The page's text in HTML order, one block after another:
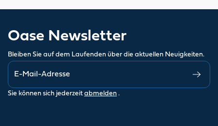
Oase Newsletter
Bleiben Sie auf dem Laufenden über die aktuellen Neuigkeiten.
Sie können sich jederzeit abmelden .